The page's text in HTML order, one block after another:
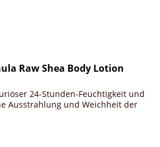
Raw Shea Body Lotion
24-Stunden-Feuchtigkeit und
Ausstrahlung und Weichheit der